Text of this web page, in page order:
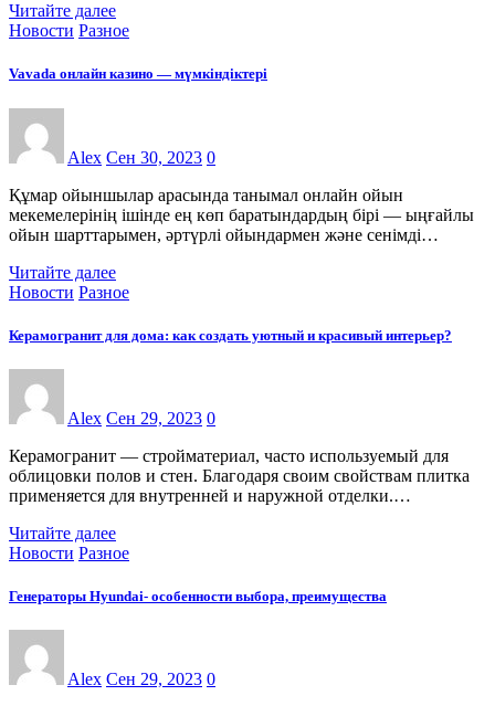
Читайте далее
Новости Разное
Vavada онлайн казино — мүмкіндіктері
Alex Сен 30, 2023 0
Құмар ойыншылар арасында танымал онлайн ойын
мекемелерінің ішінде ең көп баратындардың бірі — ыңғайлы
ойын шарттарымен, әртүрлі ойындармен және сенімді…
Читайте далее
Новости Разное
Керамогранит для дома: как создать уютный и красивый интерьер?
Alex Сен 29, 2023 0
Керамогранит — стройматериал, часто используемый для
облицовки полов и стен. Благодаря своим свойствам плитка
применяется для внутренней и наружной отделки.…
Читайте далее
Новости Разное
Генераторы Hyundai- особенности выбора, преимущества
Alex Сен 29, 2023 0